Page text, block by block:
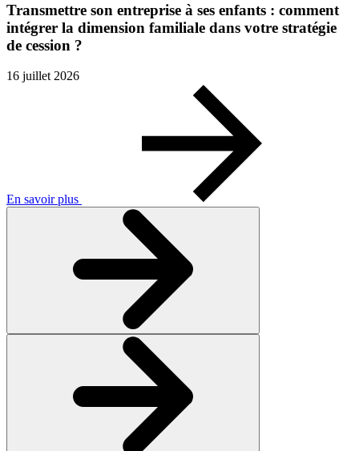
Transmettre son entreprise à ses enfants : comment
intégrer la dimension familiale dans votre stratégie
de cession ?
16 juillet 2026
En savoir plus